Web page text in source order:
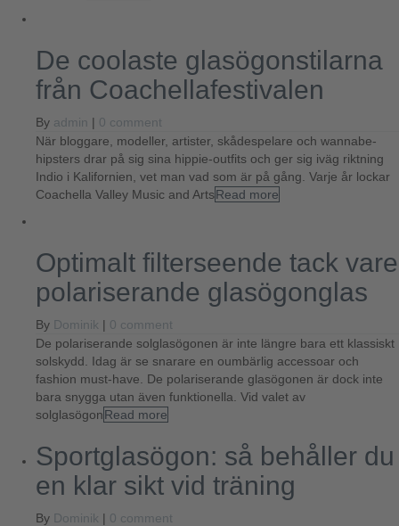
De coolaste glasögonstilarna
från Coachellafestivalen
By admin | 0 comment
När bloggare, modeller, artister, skådespelare och wannabe-
hipsters drar på sig sina hippie-outfits och ger sig iväg riktning
Indio i Kalifornien, vet man vad som är på gång. Varje år lockar
Coachella Valley Music and ArtsRead more
Optimalt filterseende tack vare
polariserande glasögonglas
By Dominik | 0 comment
De polariserande solglasögonen är inte längre bara ett klassiskt
solskydd. Idag är se snarare en oumbärlig accessoar och
fashion must-have. De polariserande glasögonen är dock inte
bara snygga utan även funktionella. Vid valet av
solglasögonRead more
Sportglasögon: så behåller du
en klar sikt vid träning
By Dominik | 0 comment